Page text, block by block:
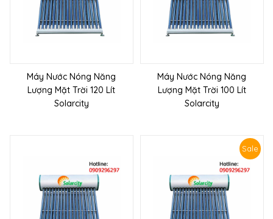
Máy Nước Nóng Năng
Lượng Mặt Trời 120 Lít
Solarcity
Máy Nước Nóng Năng
Lượng Mặt Trời 100 Lít
Solarcity
Sale